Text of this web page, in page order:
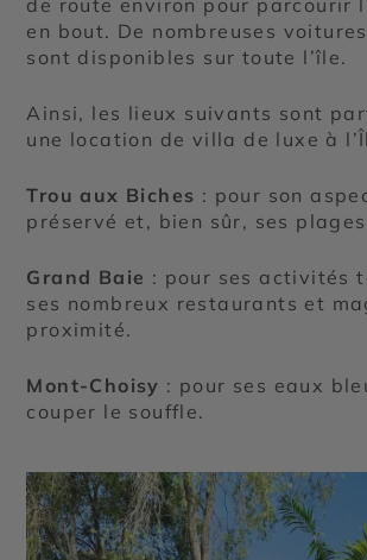
en bout. De nombreuses
sont disponibles sur toute l’île.
Ainsi, les lieux suivants sont
une location de villa de luxe à
Trou aux Biches : pour son
préservé et, bien sûr, ses
Grand Baie : pour ses activités
ses nombreux restaurants et
proximité.
Mont-Choisy : pour ses eaux
couper le souffle.